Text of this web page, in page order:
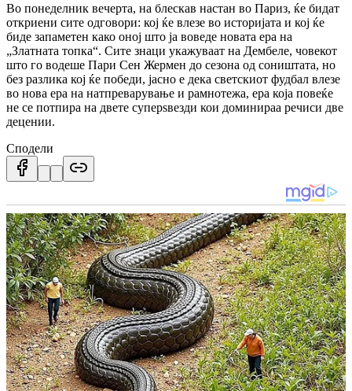
Во понеделник вечерта, на блескав настан во Париз, ќе бидат
откриени сите одговори: кој ќе влезе во историјата и кој ќе
биде запаметен како оној што ја воведе новата ера на
„Златната топка“. Сите знаци укажуваат на Дембеле, човекот
што го водеше Пари Сен Жермен до сезона од соништата, но
без разлика кој ќе победи, јасно е дека светскиот фудбал влезе
во нова ера на натпреварување и рамнотежа, ера која повеќе
не се потпира на двете суперѕвезди кои доминираа речиси две
децении.
Сподели